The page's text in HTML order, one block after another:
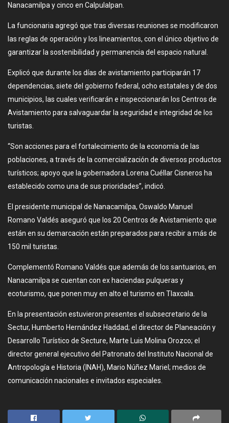
Nanacamilpa y cinco en Calpulalpan.
La funcionaria agregó que tras diversas reuniones se modificaron
las reglas de operación y los lineamientos, con el único objetivo de
garantizar la sostenibilidad y permanencia del espacio natural.
Explicó que durante los días de avistamiento participarán 17
dependencias, siete del gobierno federal, ocho estatales y de dos
municipios, las cuales verificarán e inspeccionarán los Centros de
Avistamiento para salvaguardar la seguridad e integridad de los
turistas.
“Son acciones para el fortalecimiento de la economía de las
poblaciones, a través de la comercialización de diversos productos
turísticos; apoyo que la gobernadora Lorena Cuéllar Cisneros ha
establecido como una de sus prioridades”, indicó.
El presidente municipal de Nanacamilpa, Oswaldo Manuel
Romano Valdés aseguró que los 20 Centros de Avistamiento que
están en su demarcación están preparados para recibir a más de
150 mil turistas.
Complementó Romano Valdés que además de los santuarios, en
Nanacamilpa se cuentan con ex haciendas pulqueras y
ecoturismo, que ponen muy en alto el turismo en Tlaxcala.
En la presentación estuvieron presentes el subsecretario de la
Sectur, Humberto Hernández Haddad; el director de Planeación y
Desarrollo Turístico de Secture, Marte Luis Molina Orozco; el
director general ejecutivo del Patronato del Instituto Nacional de
Antropología e Historia (INAH), Mario Núñez Mariel; medios de
comunicación nacionales e invitados especiales.